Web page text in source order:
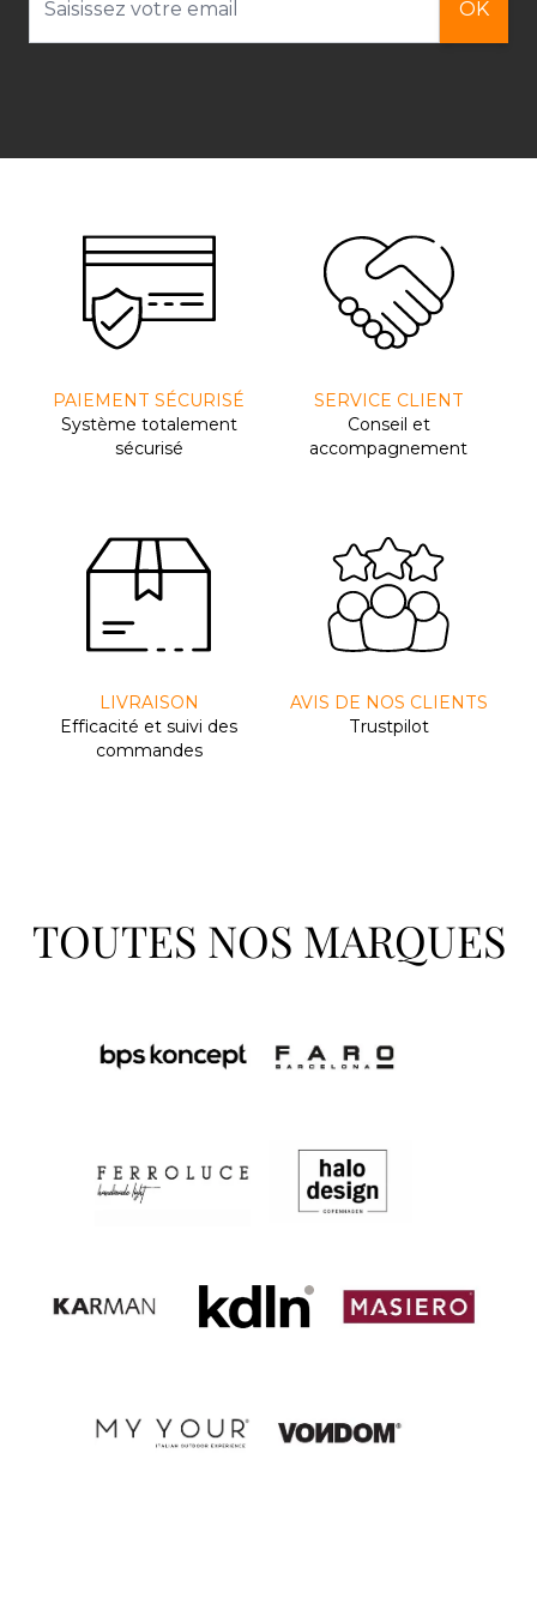
OK
PAIEMENT SÉCURISÉ
Système totalement
sécurisé
SERVICE CLIENT
Conseil et
accompagnement
LIVRAISON
Efﬁcacité et suivi des
commandes
AVIS DE NOS CLIENTS
Trustpilot
TOUTES NOS MARQUES